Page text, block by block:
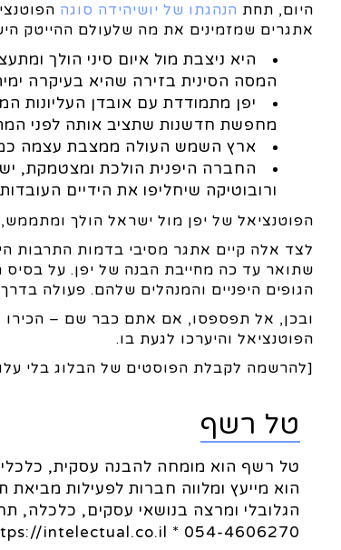
היום, תחת הנהגתו של יושיהידה סוגה
אתגרים שמזמינים את מה שלעולם ההייטק
היא ניצבת מול איום סיני הולך
המסה הסינית בזירה שהיא בעיקרה
יפן מתמודדת עם אובדן העליונות
מחפשת חדשנות שתציב אותה לפני
ארץ השמש העולה ממצבת עצמה
החברה היפנית הולכת ומצטמקת,
ורובוטיקה שיחליפו את הידיים
הפוטנציאל של יפן מול ישראל הולך
לצד אלה קיים אתגר מסיבי בדמות התרבות
שתואר עד כה מחייבת הבנה של יפן. על
הגופים היפניים והמנהלים שלהם. פעולה בדרך
ובכן, אל תפספסו, אם אתם כבר שם – הכירו
הפוטנציאל והיערכו לגעת בו.
[להרשמה לקבלת הפוסטים של הבלוג בלי
טל רשף
טל רשף הוא מומחה להבנה עסקית,
הוא מייעץ ומלווה חברות לפעילות
הגלובלי ומרצה בנושאי עסקים, כלכלה,
054-4606270 * Tal@intelectual.co.il * https://intelectual.co.il